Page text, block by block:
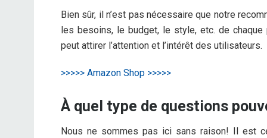
Bien sûr, il n’est pas nécessaire que notre
les besoins, le budget, le style, etc. de
peut attirer l’attention et l’intérêt des utilisateurs.
>>>>> Amazon Shop >>>>>
À quel type de questions
Nous ne sommes pas ici sans raison! Il est